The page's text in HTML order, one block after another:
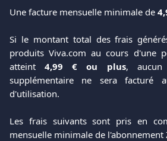
Une facture mensuelle minimale de
Si le montant total des frais
produits Viva.com au cours d'une
atteint4,99 € ou plus, aucun
supplémentaire ne sera facturé
d'utilisation.
Les frais suivants sont pris en
mensuelle minimale de l'abonnement